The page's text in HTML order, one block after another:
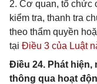
2. Cơ quan, tổ chức
kiểm tra, thanh tra
theo thẩm quyền
tại Điều 3 của Luật
Điều 24. Phát hiện,
thông qua hoạt